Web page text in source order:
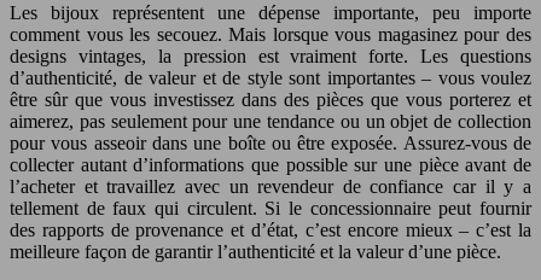
Les bijoux représentent une dépense importante, peu importe
comment vous les secouez. Mais lorsque vous magasinez pour des
designs vintages, la pression est vraiment forte. Les questions
d’authenticité, de valeur et de style sont importantes – vous voulez
être sûr que vous investissez dans des pièces que vous porterez et
aimerez, pas seulement pour une tendance ou un objet de collection
pour vous asseoir dans une boîte ou être exposée. Assurez-vous de
collecter autant d’informations que possible sur une pièce avant de
l’acheter et travaillez avec un revendeur de confiance car il y a
tellement de faux qui circulent. Si le concessionnaire peut fournir
des rapports de provenance et d’état, c’est encore mieux – c’est la
meilleure façon de garantir l’authenticité et la valeur d’une pièce.